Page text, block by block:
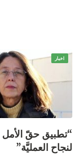
اخبار
“تطبيق حقّ الأمل
لنجاح العمليَّة”